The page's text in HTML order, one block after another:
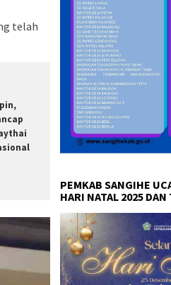
telah
PEMKAB SANGIHE
HARI NATAL 2025